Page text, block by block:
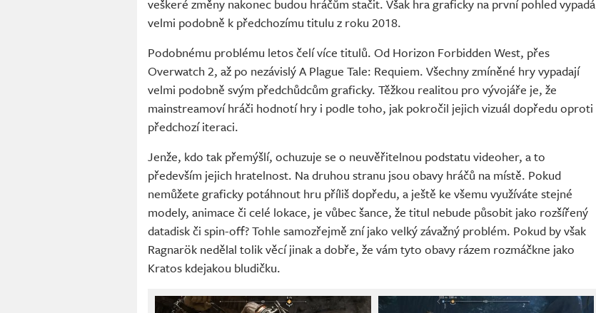
veškeré změny nakonec budou hráčům stačit. Však hra graficky na první pohled vypadá
velmi podobně k předchozímu titulu z roku 2018.
Podobnému problému letos čelí více titulů. Od Horizon Forbidden West, přes
Overwatch 2, až po nezávislý A Plague Tale: Requiem. Všechny zmíněné hry vypadají
velmi podobně svým předchůdcům graficky. Těžkou realitou pro vývojáře je, že
mainstreamoví hráči hodnotí hry i podle toho, jak pokročil jejich vizuál dopředu oproti
předchozí iteraci.
Jenže, kdo tak přemýšlí, ochuzuje se o neuvěřitelnou podstatu videoher, a to
především jejich hratelnost. Na druhou stranu jsou obavy hráčů na místě. Pokud
nemůžete graficky potáhnout hru příliš dopředu, a ještě ke všemu využíváte stejné
modely, animace či celé lokace, je vůbec šance, že titul nebude působit jako rozšířený
datadisk či spin-off? Tohle samozřejmě zní jako velký závažný problém. Pokud by však
Ragnarök nedělal tolik věcí jinak a dobře, že vám tyto obavy rázem rozmáčkne jako
Kratos kdejakou bludičku.